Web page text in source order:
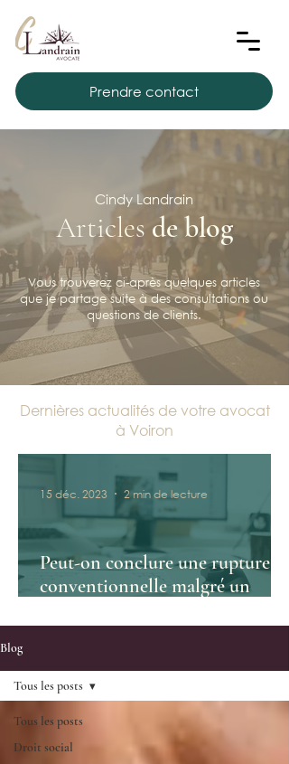
Prendre contact
Cindy Landrain
Articles de blog
Vous trouverez ci-après quelques articles
que je partage suite à des consultations ou
questions de clients.
Dernières actualités de votre avocat
à Voiron
Peut-on conclure une rupture
conventionnelle malgré un
15 déc. 2023 2 min de lecture
Blog
Tous les posts
Droit social
Tous les posts